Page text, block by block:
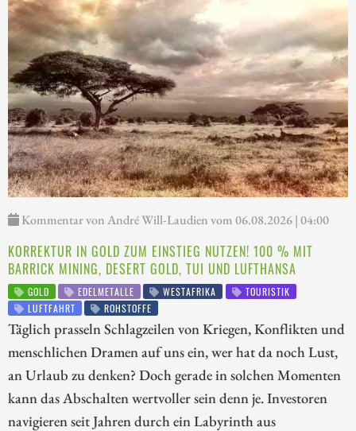
Kommentar von André Will-Laudien vom 06.08.2026 | 04:00
KORREKTUR IN GOLD ZUM EINSTIEG NUTZEN! 100 % MIT
BARRICK MINING, DESERT GOLD, TUI UND LUFTHANSA
GOLD EDELMETALLE WESTAFRIKA
TOURISTIK
LUFTFAHRT
ROHSTOFFE
Täglich prasseln Schlagzeilen von Kriegen, Konflikten und
menschlichen Dramen auf uns ein, wer hat da noch Lust,
an Urlaub zu denken? Doch gerade in solchen Momenten
kann das Abschalten wertvoller sein denn je. Investoren
navigieren seit Jahren durch ein Labyrinth aus